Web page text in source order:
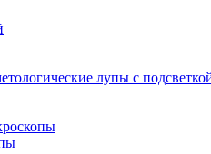
лупы с